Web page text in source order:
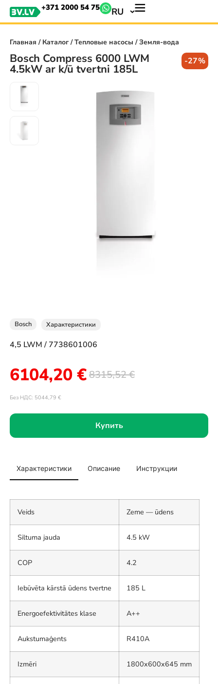
+371 2000 54 75 RU
Главная / Каталог/Тепловые насосы / Земля-вода
Bosch Compress 6000 LWM
4.5kW ar k/ū tvertni 185L
-27%
Bosch Характеристики
4,5 LWM / 7738601006
8315,52€
6104,20€
Без НДС: 5044,79 €
Купить
Характеристики Описание Инструкции
Veids Zeme — ūdens
Siltuma jauda 4.5 kW
COP 4.2
Iebūvēta kārstā ūdens tvertne 185 L
Energoefektivitātes klase A++
Aukstumaģents R410A
Izmēri 1800x600x645 mm